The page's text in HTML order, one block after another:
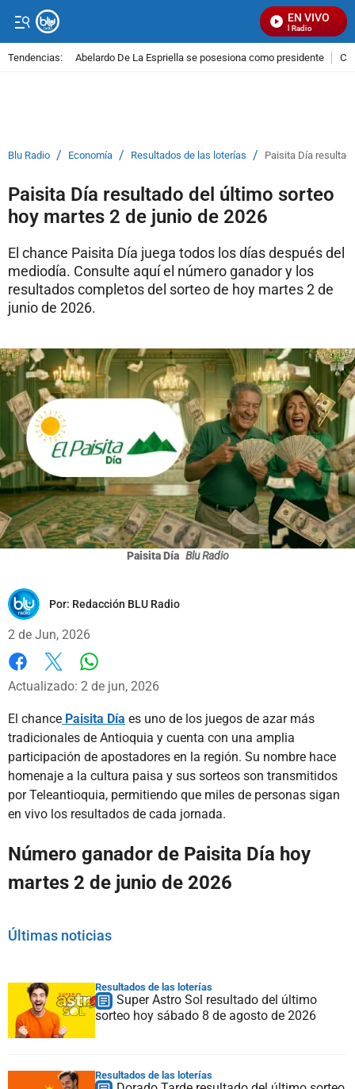
EN VIVO
Señal Visual Radio
Tendencias: Abelardo De La Espriella se posesiona como presidente
Blu Radio / Economía / Resultados de las loterías / Paisita Día
Paisita Día resultado del último sorteo
hoy martes 2 de junio de 2026
El chance Paisita Día juega todos los días después del
mediodía. Consulte aquí el número ganador y los
resultados completos del sorteo de hoy martes 2 de
junio de 2026.
Paisita Día Blu Radio
Por: Redacción BLU Radio
2 de Jun, 2026
Facebook
X
Actualizado: 2 de jun, 2026
El chance Paisita Día es uno de los juegos de azar más
tradicionales de Antioquia y cuenta con una amplia
participación de apostadores en la región. Su nombre hace
homenaje a la cultura paisa y sus sorteos son transmitidos
por Teleantioquia, permitiendo que miles de personas sigan
en vivo los resultados de cada jornada.
Número ganador de Paisita Día hoy
martes 2 de junio de 2026
Últimas noticias
Resultados de las loterías
Super Astro Sol resultado del último
sorteo hoy sábado 8 de agosto de 2026
Resultados de las loterías